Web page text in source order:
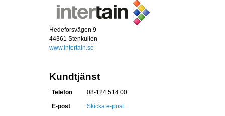
Hedeforsvägen 9
44361 Stenkullen
www.intertain.se
Kundtjänst
Telefon
08-124 514 00
E-post
Skicka e-post